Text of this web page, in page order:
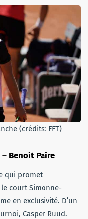
(crédits: FFT)
– Benoit Paire
qui promet
court Simonne-
en exclusivité. D’un
Casper Ruud.